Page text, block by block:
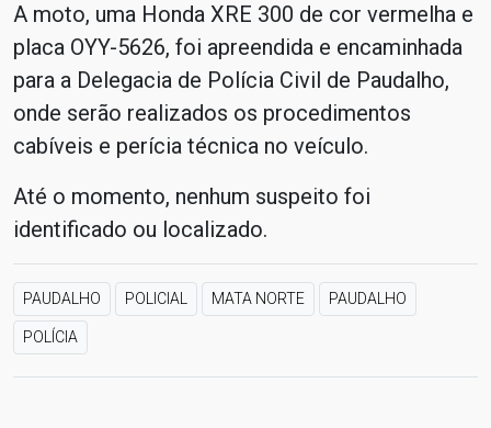
A moto, uma Honda XRE 300 de cor vermelha e
placa OYY-5626, foi apreendida e encaminhada
para a Delegacia de Polícia Civil de Paudalho,
onde serão realizados os procedimentos
cabíveis e perícia técnica no veículo.
Até o momento, nenhum suspeito foi
identificado ou localizado.
PAUDALHO POLICIAL MATA NORTE PAUDALHO
POLÍCIA